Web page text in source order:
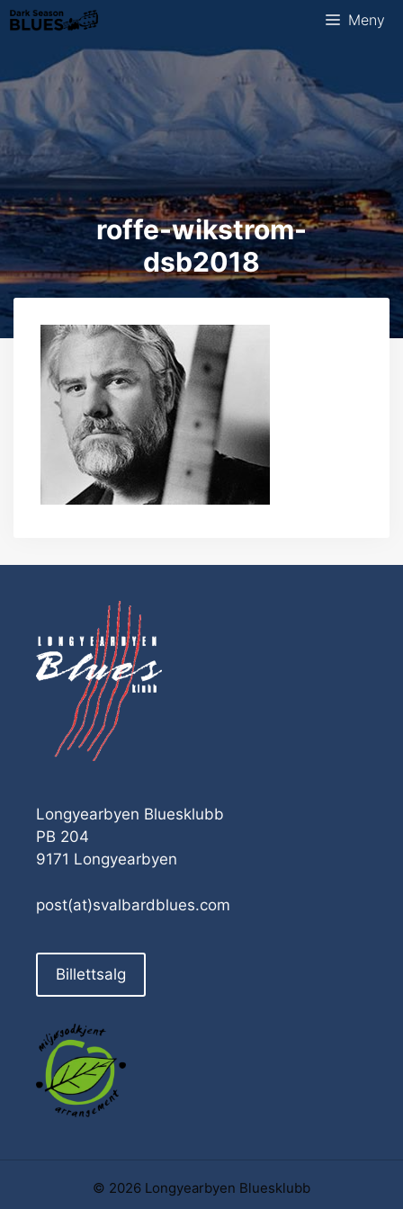
Hopp
til
innhold
Meny
roffe-wikstrom-
dsb2018
Longyearbyen Bluesklubb
PB 204
9171 Longyearbyen
post(at)svalbardblues.com
Billettsalg
© 2026 Longyearbyen Bluesklubb